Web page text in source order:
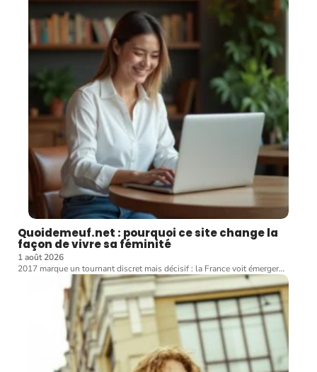
Quoidemeuf.net : pourquoi ce site change la
façon de vivre sa féminité
1 août 2026
2017 marque un tournant discret mais décisif : la France voit émerger…